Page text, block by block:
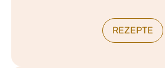
REZEPTE